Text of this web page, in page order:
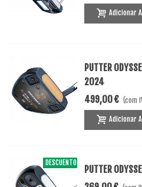
Adicionar
PUTTER
2024
499,00 € (com
Adicionar
DESCUENTO -30,00 €
PUTTER